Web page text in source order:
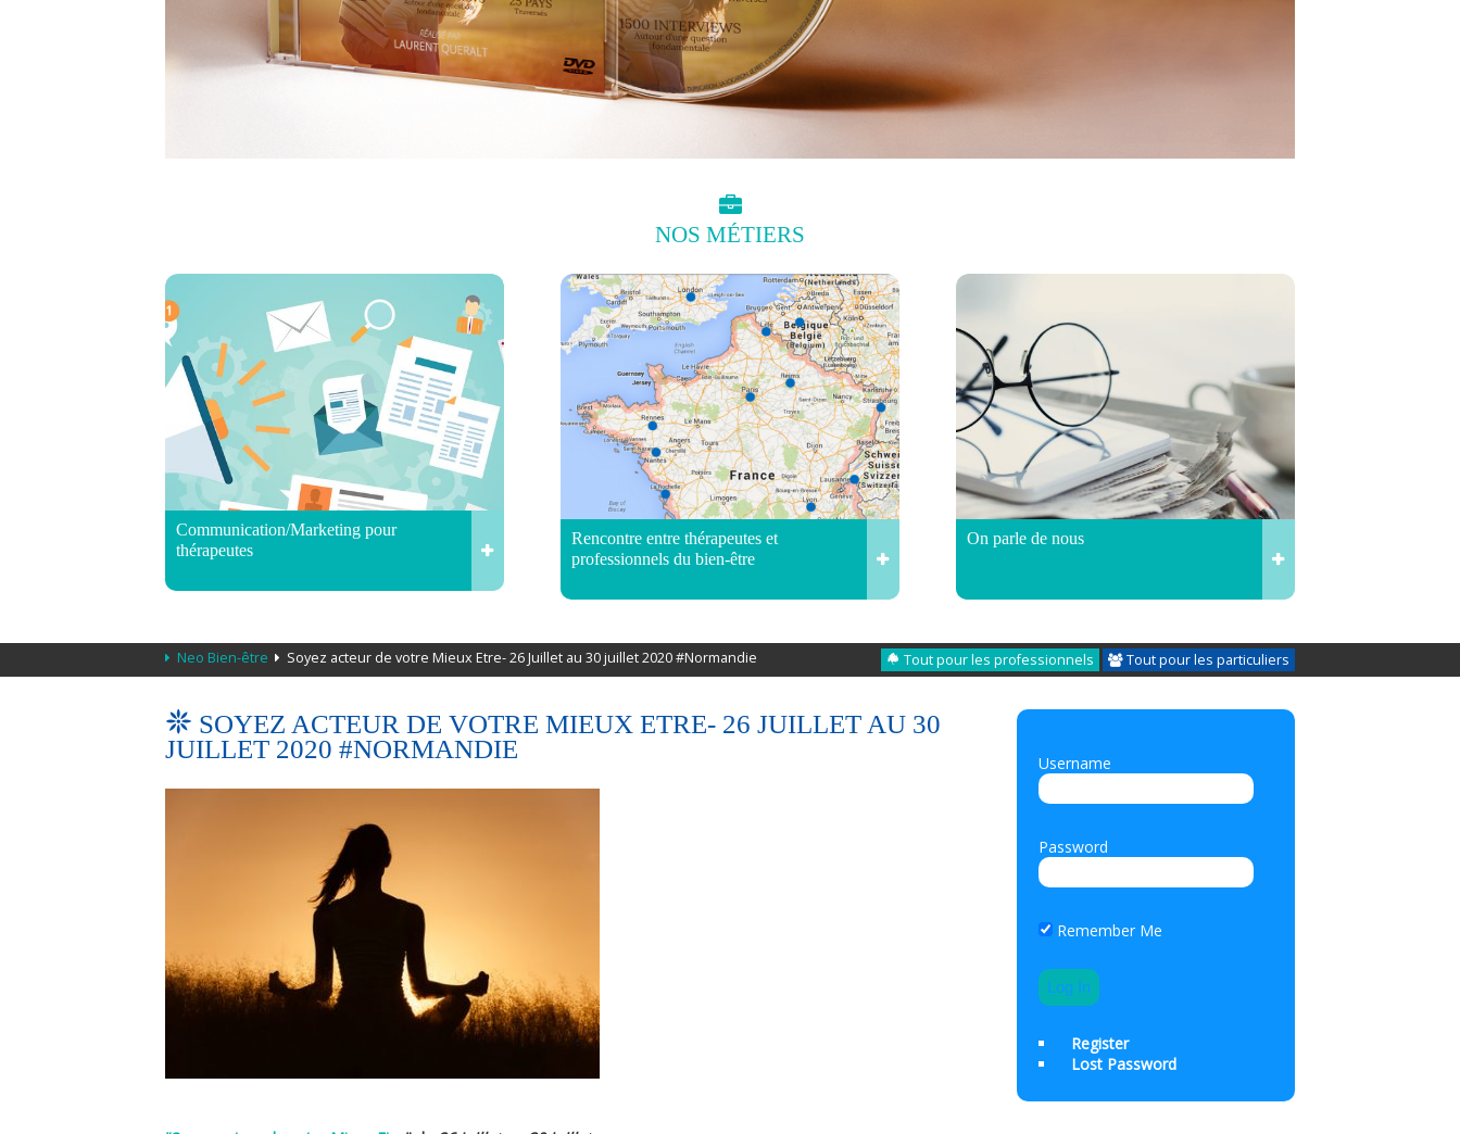
NOS MÉTIERS
Communication/Marketing pour
thérapeutes
Rencontre entre thérapeutes et
professionnels du bien-être
On parle de nous
Neo Bien-être Soyez acteur de votre Mieux Etre- 26 Juillet au 30 juillet 2020 #Normandie Tout pour les professionnels Tout pour les particuliers
SOYEZ ACTEUR DE VOTRE MIEUX ETRE- 26 JUILLET AU 30
JUILLET 2020 #NORMANDIE
Username
Password
Remember Me
Register
Lost Password